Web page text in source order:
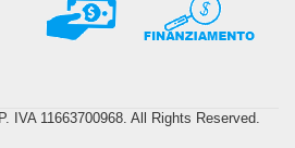
IVA 11663700968. All Rights Reserved.